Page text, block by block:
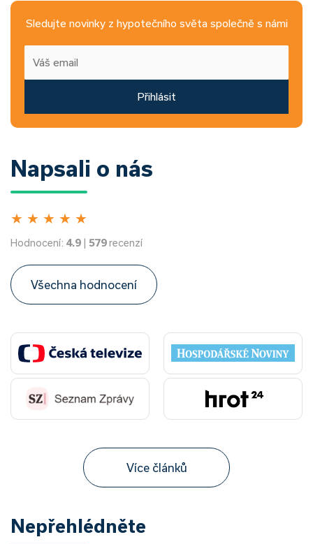
Sledujte novinky z hypotečního světa společně s námi
Přihlásit
Napsali o nás
★ ★ ★ ★ ★
Hodnocení: 4.9 | 579recenzí
Všechna hodnocení
Více článků
Nepřehlédněte